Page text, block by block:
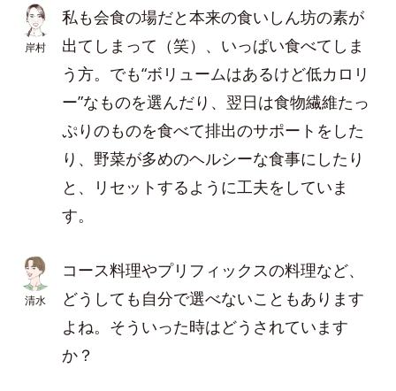
岸村
私も会食の場だと本来の食いしん坊の素が
出てしまって（笑）、いっぱい食べてしま
う方。でも“ボリュームはあるけど低カロリ
ー”なものを選んだり、翌日は食物繊維たっ
ぷりのものを食べて排出のサポートをした
り、野菜が多めのヘルシーな食事にしたり
と、リセットするように工夫をしていま
す。
清水
コース料理やプリフィックスの料理など、
どうしても自分で選べないこともあります
よね。そういった時はどうされています
か？